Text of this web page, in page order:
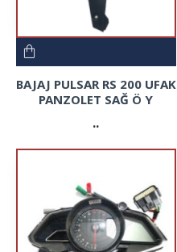
BAJAJ PULSAR RS 200 UFAK
PANZOLET SAĞ Ö Y
..